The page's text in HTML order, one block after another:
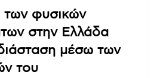
των φυσικών
στην Ελλάδα
μέσω των
του